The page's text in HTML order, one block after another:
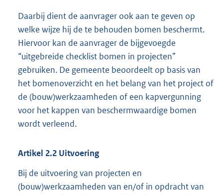
Daarbij dient de aanvrager ook aan te geven op
welke wijze hij de te behouden bomen beschermt.
Hiervoor kan de aanvrager de bijgevoegde
“uitgebreide checklist bomen in projecten”
gebruiken. De gemeente beoordeelt op basis van
het bomenoverzicht en het belang van het project of
de (bouw)werkzaamheden of een kapvergunning
voor het kappen van beschermwaardige bomen
wordt verleend.
Artikel 2.2 Uitvoering
Bij de uitvoering van projecten en
(bouw)werkzaamheden van en/of in opdracht van